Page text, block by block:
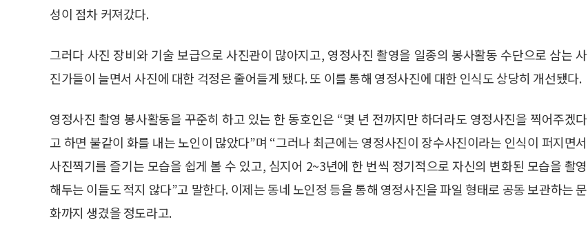
성이 점차 커져갔다.
그러다 사진 장비와 기술 보급으로 사진관이 많아지고, 영정사진 촬영을 일종의 봉사활동 수단으로 삼는 사
진가들이 늘면서 사진에 대한 걱정은 줄어들게 됐다. 또 이를 통해 영정사진에 대한 인식도 상당히 개선됐다.
영정사진 촬영 봉사활동을 꾸준히 하고 있는 한 동호인은 “몇 년 전까지만 하더라도 영정사진을 찍어주겠다
고 하면 불같이 화를 내는 노인이 많았다”며 “그러나 최근에는 영정사진이 장수사진이라는 인식이 퍼지면서
사진찍기를 즐기는 모습을 쉽게 볼 수 있고, 심지어 2~3년에 한 번씩 정기적으로 자신의 변화된 모습을 촬영
해두는 이들도 적지 않다”고 말한다. 이제는 동네 노인정 등을 통해 영정사진을 파일 형태로 공동 보관하는 문
화까지 생겼을 정도라고.